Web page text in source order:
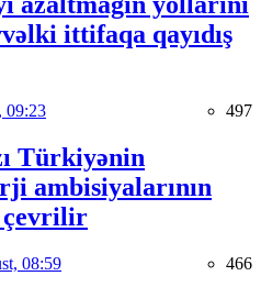
ittifaqa qayıdış
09:23 497
Türkiyənin
ambisiyalarının
çevrilir
08:59 466